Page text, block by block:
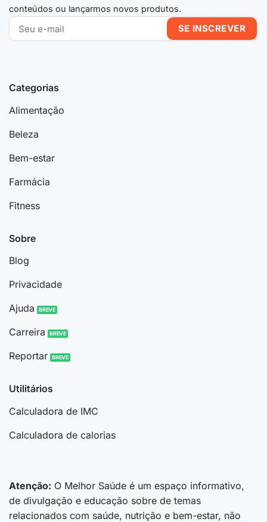
Categorias
Alimentação
Beleza
Bem-estar
Farmácia
Fitness
Sobre
Blog
Privacidade
Ajuda
Carreira
Reportar
Utilitários
Calculadora de IMC
Calculadora de calorias
conteúdos ou lançarmos novos produtos.
Atenção: O Melhor Saúde é um espaço informativo,
de divulgação e educação sobre de temas
relacionados com saúde, nutrição e bem-estar, não